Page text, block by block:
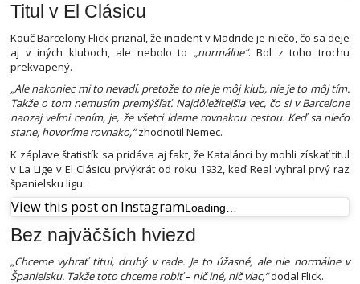
Titul v El Clásicu
Kouč Barcelony Flick priznal, že incident v Madride je niečo, čo sa deje
aj v iných kluboch, ale nebolo to „normálne“. Bol z toho trochu
prekvapený.
„Ale nakoniec mi to nevadí, pretože to nie je môj klub, nie je to môj tím.
Takže o tom nemusím premýšľať. Najdôležitejšia vec, čo si v Barcelone
naozaj veľmi cením, je, že všetci ideme rovnakou cestou. Keď sa niečo
stane, hovoríme rovnako,“zhodnotil Nemec.
K záplave štatistík sa pridáva aj fakt, že Katalánci by mohli získať titul
v La Lige v El Clásicu prvýkrát od roku 1932, keď Real vyhral prvý raz
španielsku ligu.
View this post on InstagramLoading…
Bez najväčších hviezd
„Chceme vyhrať titul, druhý v rade. Je to úžasné, ale nie normálne v
Španielsku. Takže toto chceme robiť – nič iné, nič viac,“dodal Flick.